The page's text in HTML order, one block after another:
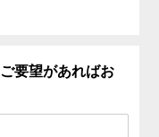
要望があればお